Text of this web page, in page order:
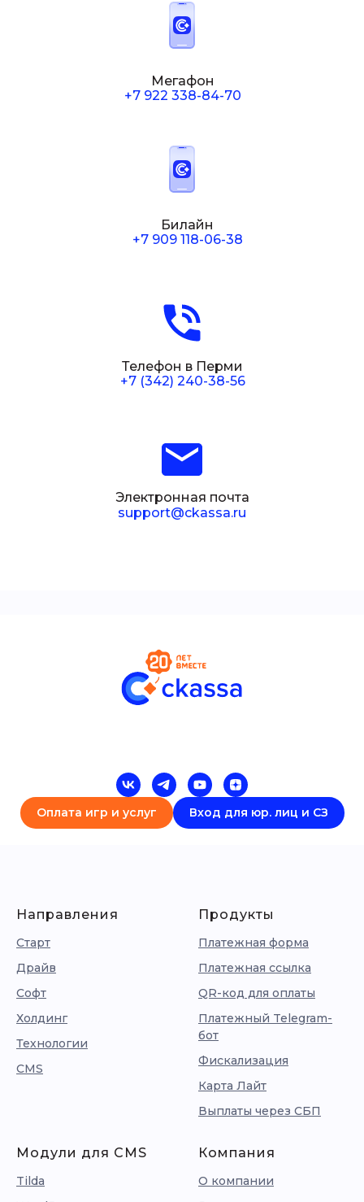
Телефон в Перми
+7 (342) 240-38-56
Электронная почта
support@ckassa.ru
Билайн
+7 909 118-06-38
Мегафон
+7 922 338-84-70
Оплата игр и услуг Вход для юр. лиц и СЗ
Направления
Старт
Драйв
Софт
Холдинг
Технологии
CMS
Продукты
Платежная форма
Платежная ссылка
QR-код для оплаты
Платежный Telegram-
бот
Фискализация
Карта Лайт
Выплаты через СБП
Модули для CMS
Tilda
Компания
О компании